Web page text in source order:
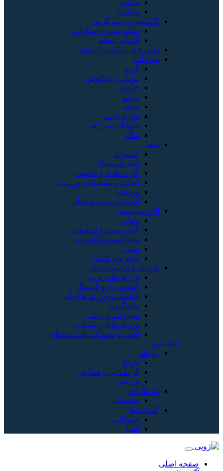
مذهبی
مجلات
کلکسیون و سرگرمی
سکه، تمبر و اسکناس
اشیای عتیقه
دوچرخه، اسکیت، اسکوتر
حیوانات
گربه
موش و خرگوش
خزنده
پرنده
ماهی
لوازم جانبی
حیوانات مزرعه
سگ
بلیط
کنسرت
تئاتر و سینما
کارت هدیه و تخفیف
اماکن و مسابقات ورزشی
ورزشی
اتوبوس، مترو و قطار
آلات موسیقی
ویولن
گیتار، بیس و امپلیفایر
پیانو/کیبورد/آکاردئون
سنتی
درام و پرکاشن
ورزش و تناسب اندام
ورزش‌های توپی
کوهنوردی و کمپینگ
غواصی و ورزش‌های آبی
ماهیگیری
تجهیزات ورزشی
ورزش‌های زمستانی
اسب و تجهیزات اسب سواری
اجتماعی
رویداد
حراج
گردهمایی و همایش
ورزشی
داوطلبانه
تحقیقاتی
گم‌شده‌ها
حیوانات
اشیا
صفحه اصلی